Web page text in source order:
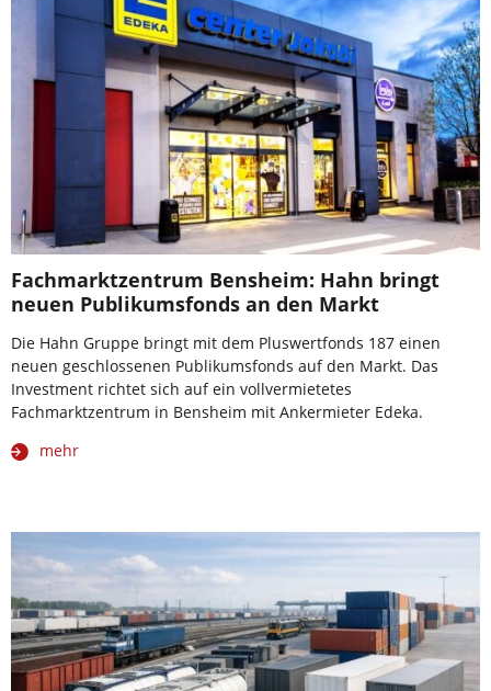
Fachmarktzentrum Bensheim: Hahn bringt
neuen Publikumsfonds an den Markt
Die Hahn Gruppe bringt mit dem Pluswertfonds 187 einen
neuen geschlossenen Publikumsfonds auf den Markt. Das
Investment richtet sich auf ein vollvermietetes
Fachmarktzentrum in Bensheim mit Ankermieter Edeka.
mehr